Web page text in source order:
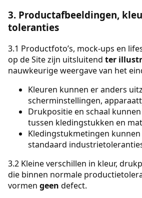
3. Productafbeeldingen,
toleranties
3.1 Productfoto’s, mock-ups en
op de Site zijn uitsluitend ter
nauwkeurige weergave van het
Kleuren kunnen er anders
scherminstellingen,
Drukpositie en schaal
tussen kledingstukken en
Kledingstukmetingen
standaard
3.2 Kleine verschillen in kleur,
die binnen normale
vormen geen defect.